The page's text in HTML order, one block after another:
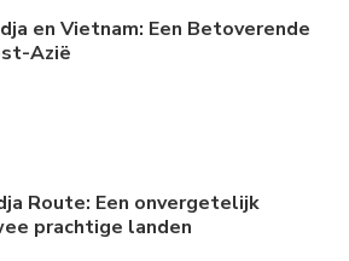
en Vietnam: Een Betoverende
Azië
Route: Een onvergetelijk
prachtige landen